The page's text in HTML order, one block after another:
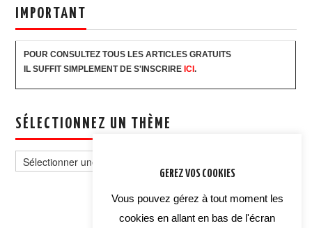
IMPORTANT
POUR CONSULTEZ TOUS LES ARTICLES GRATUITS
IL SUFFIT SIMPLEMENT DE S'INSCRIRE ICI.
SÉLECTIONNEZ UN THÈME
un
thème
GEREZ VOS COOKIES
Vous pouvez gérez à tout moment les
cookies en allant en bas de l'écran